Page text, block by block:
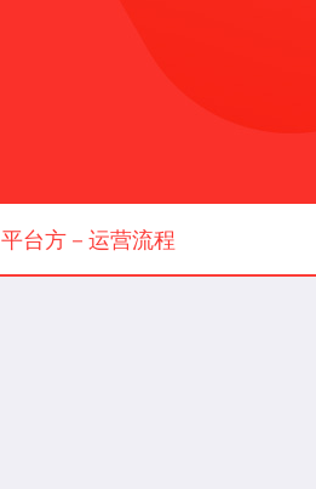
平台方－运营流程